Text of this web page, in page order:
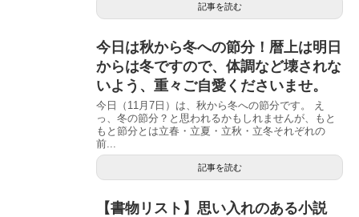
記事を読む
今日は秋から冬への節分！暦上は明日
からは冬ですので、体調など壊されな
いよう、重々ご自愛くださいませ。
今日（11月7日）は、秋から冬への節分です。 え
っ、冬の節分？と思われるかもしれませんが、もと
もと節分とは立春・立夏・立秋・立冬それぞれの
前...
記事を読む
【書物リスト】思い入れのある小説